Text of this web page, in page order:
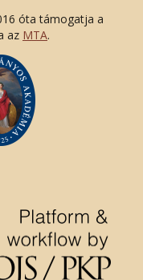
óta támogatja a
az MTA.